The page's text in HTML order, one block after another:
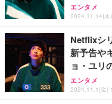
エンタメ
2024.11.14(木
Netflixシ
新予告や
ョ・ユリ
エンタメ
2024.11.1(金)